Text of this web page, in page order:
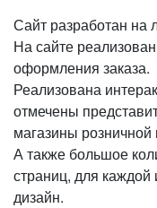
Сайт разработан на
На сайте
оформления заказа.
Реализована
отмечены
магазины
А также большое
страниц, для каждой
дизайн.